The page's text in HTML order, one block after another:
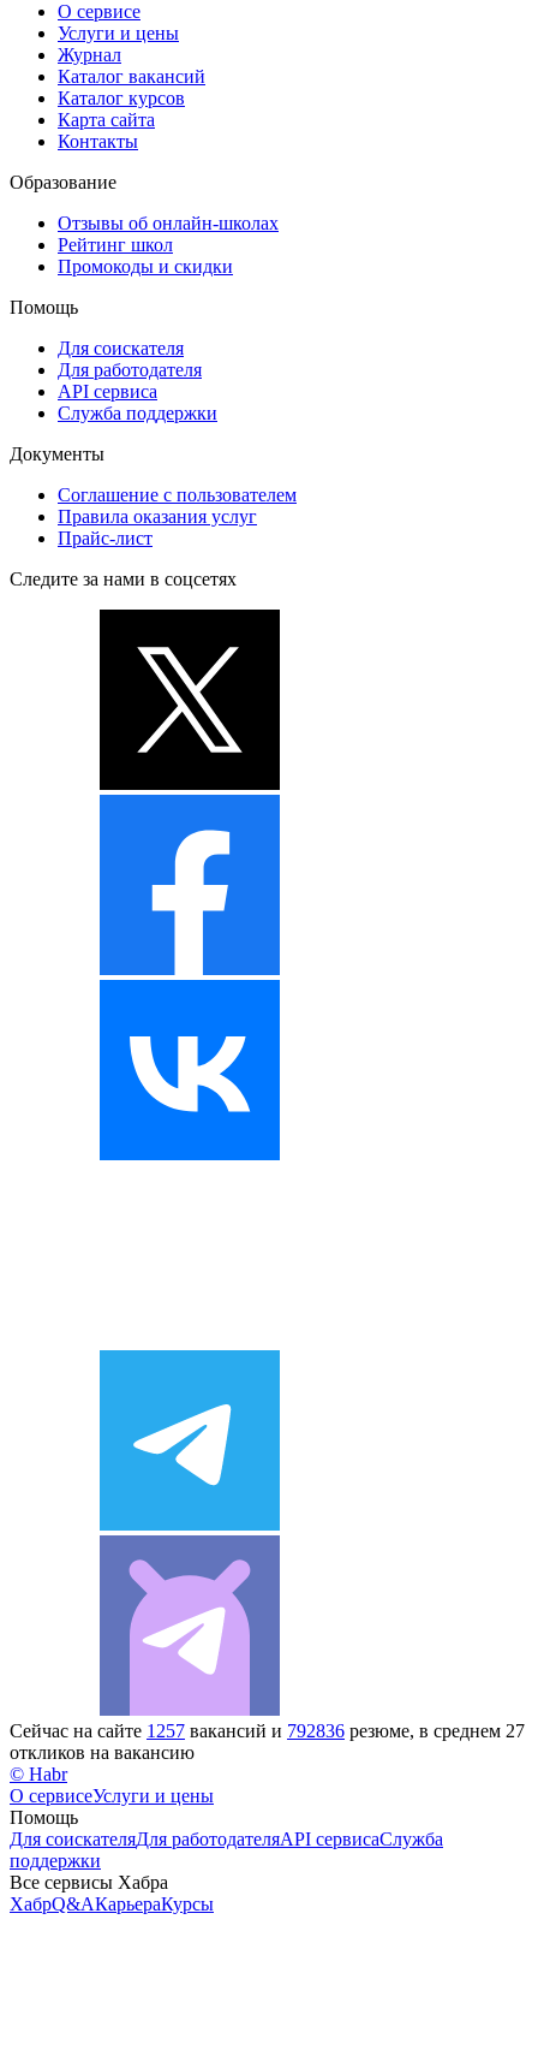
О сервисе
Услуги и цены
Журнал
Каталог вакансий
Каталог курсов
Карта сайта
Контакты
Образование
Отзывы об онлайн-школах
Рейтинг школ
Промокоды и скидки
Помощь
Для соискателя
Для работодателя
API сервиса
Служба поддержки
Документы
Соглашение с пользователем
Правила оказания услуг
Прайс-лист
Следите за нами в соцсетях
Сейчас на сайте 1257 вакансий и 792836 резюме, в среднем 27
откликов на вакансию
© Habr
О сервисеУслуги и цены
Помощь
Для соискателяДля работодателяAPI сервисаСлужба
поддержки
Все сервисы Хабра
ХабрQ&AКарьераКурсы